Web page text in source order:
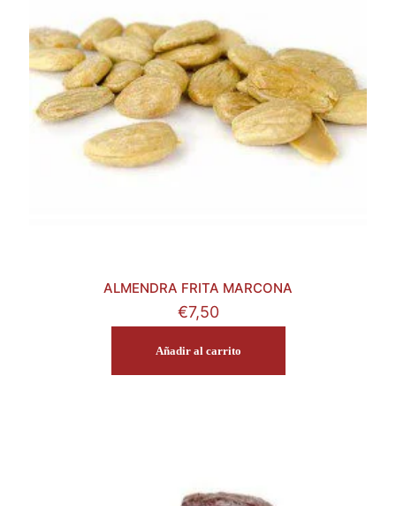
ALMENDRA FRITA MARCONA
€7,50
Añadir al carrito